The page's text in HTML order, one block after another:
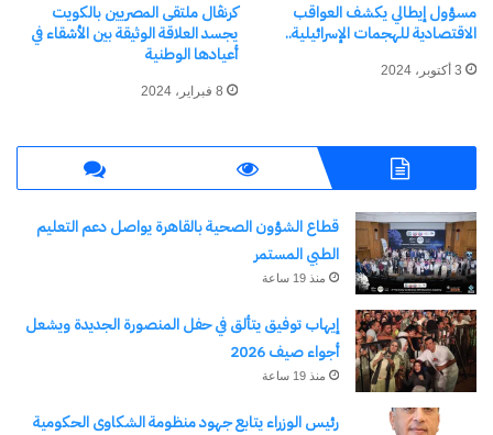
من أنقرة.. أعضاء الناتو يؤكدون
التزامهم الثابت ببند الدفاع
فيدان يبحث مع نائب أمين
المجلس الأعلى للأمن القومي
الإيراني تطورات المنطقة في
في "عربي ودولي"
اتصال هاتفي بين وزير الخارجية
ونظيره التركي
في "سياسة"
مسؤول إيطالي يكشف العواقب
الاقتصادية للهجمات الإسرائيلية..
3 أكتوبر، 2024
كرنڤال ملتقى المصريين بالكويت
يجسد العلاقة الوثيقة بين الأشقاء في
أعيادها الوطنية
8 فبراير، 2024
قطاع الشؤون الصحية بالقاهرة يواصل دعم التعليم
الطبي المستمر
منذ 19 ساعة
إيهاب توفيق يتألق في حفل المنصورة الجديدة ويشعل
أجواء صيف 2026
منذ 19 ساعة
رئيس الوزراء يتابع جهود منظومة الشكاوى الحكومية